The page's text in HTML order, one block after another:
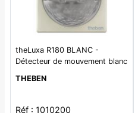
theLuxa R180 BLANC -
Détecteur de mouvement blanc
Angle de détection 180°,
Hauteur. IP55. Contact
THEBEN
Réf : 1010200